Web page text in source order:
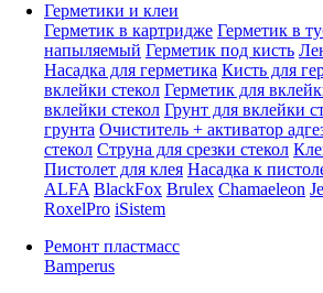
Герметики и клеи
Герметик в картридже Герметик в
напыляемый Герметик под кисть
Насадка для герметика Кисть для
вклейки стекол Герметик для
вклейки стекол Грунт для вклейки
грунта Очиститель + активатор
стекол Струна для срезки стекол
Пистолет для клея Насадка к
ALFA BlackFox Brulex Chamaeleon
RoxelPro iSistem
Ремонт пластмасс
Bamperus